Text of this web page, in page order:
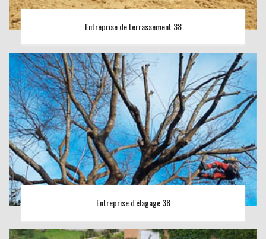
Entreprise de terrassement 38
Entreprise d'élagage 38